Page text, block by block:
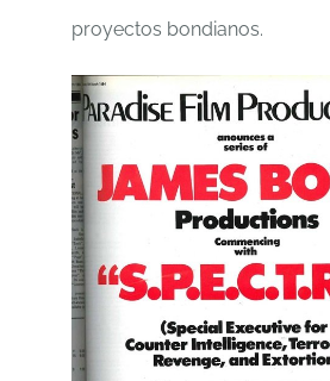
proyectos bondianos.